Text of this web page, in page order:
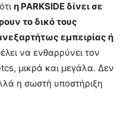
η PARKSIDE δίνει σε
το δικό τους
εμπειρίας ή
να ενθαρρύνει τον
μικρά και μεγάλα. Δεν
η σωστή υποστήριξη